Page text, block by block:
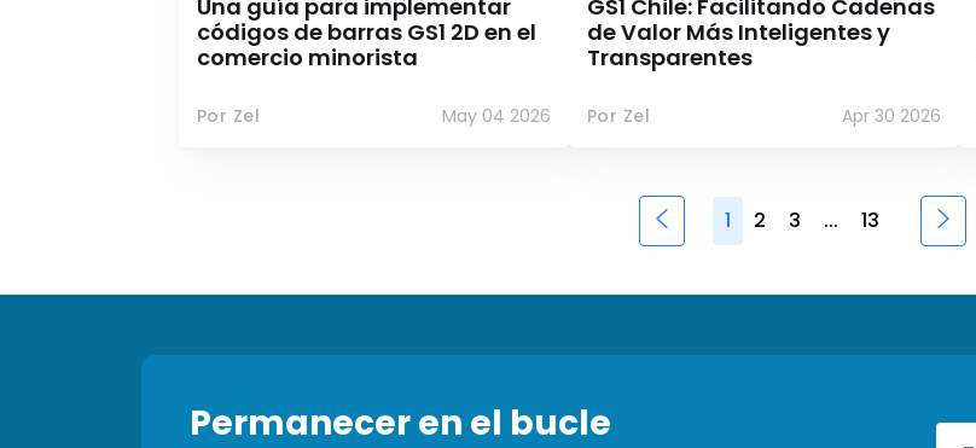
Una guía para implementar
códigos de barras GS1 2D en el
comercio minorista
Por Zel May 04 2026
GS1 Chile: Facilitando Cadenas
de Valor Más Inteligentes y
Transparentes
Por Zel Apr 30 2026
1 2 3 ... 13
Permanecer en el bucle